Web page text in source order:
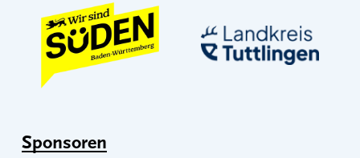
Sponsoren